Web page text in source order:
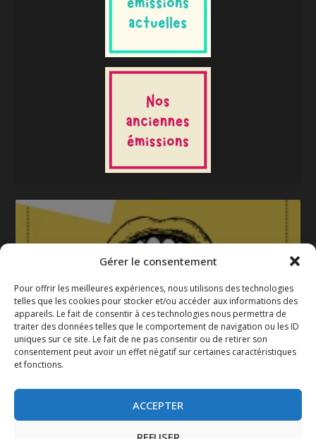
Gérer le consentement
Pour offrir les meilleures expériences, nous utilisons des technologies
telles que les cookies pour stocker et/ou accéder aux informations des
appareils. Le fait de consentir à ces technologies nous permettra de
traiter des données telles que le comportement de navigation ou les ID
uniques sur ce site. Le fait de ne pas consentir ou de retirer son
consentement peut avoir un effet négatif sur certaines caractéristiques
et fonctions.
ACCEPTER
La gazette 2025-2026